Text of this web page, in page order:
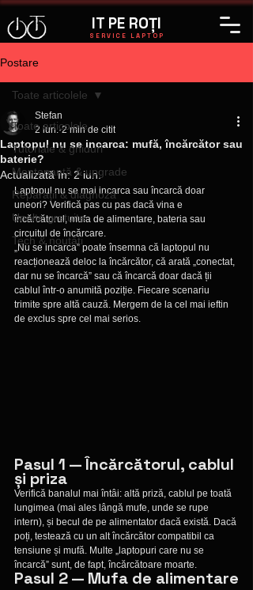
IT PE ROȚI
SERVICE LAPTOP
Postare
Toate articolele
Tutoriale & ghiduri
Mentenanță & upgrade
Reparații & diagnoză
Unelte gratuite
Tech & noutăți
Toate articolele
Laptopul nu se incarca: mufă, încărcător sau
baterie?
Stefan
2 iun. 2 min de citit
Actualizată în:2 iun.
Laptopul nu se mai incarca sau încarcă doar
uneori? Verifică pas cu pas dacă vina e
încărcătorul, mufa de alimentare, bateria sau
circuitul de încărcare.
„Nu se incarca” poate însemna că laptopul nu
reacționează deloc la încărcător, că arată „conectat,
dar nu se încarcă” sau că încarcă doar dacă ții
cablul într-o anumită poziție. Fiecare scenariu
trimite spre altă cauză. Mergem de la cel mai ieftin
de exclus spre cel mai serios.
Pasul 1 — Încărcătorul, cablul
și priza
Verifică banalul mai întâi: altă priză, cablul pe toată
lungimea (mai ales lângă mufe, unde se rupe
intern), și becul de pe alimentator dacă există. Dacă
poți, testează cu un alt încărcător compatibil ca
tensiune și mufă. Multe „laptopuri care nu se
încarcă” sunt, de fapt, încărcătoare moarte.
Pasul 2 — Mufa de alimentare